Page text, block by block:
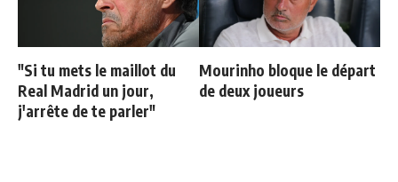
"Si tu mets le maillot du
Real Madrid un jour,
j'arrête de te parler"
Mourinho bloque le départ
de deux joueurs